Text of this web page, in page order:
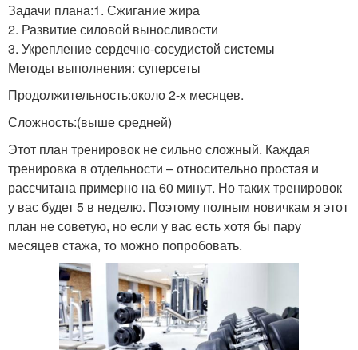
Задачи плана:1. Сжигание жира
2. Развитие силовой выносливости
3. Укрепление сердечно-сосудистой системы
Методы выполнения: суперсеты
Продолжительность:около 2-х месяцев.
Сложность:(выше средней)
Этот план тренировок не сильно сложный. Каждая
тренировка в отдельности – относительно простая и
рассчитана примерно на 60 минут. Но таких тренировок
у вас будет 5 в неделю. Поэтому полным новичкам я этот
план не советую, но если у вас есть хотя бы пару
месяцев стажа, то можно попробовать.